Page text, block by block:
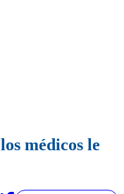
médicos le